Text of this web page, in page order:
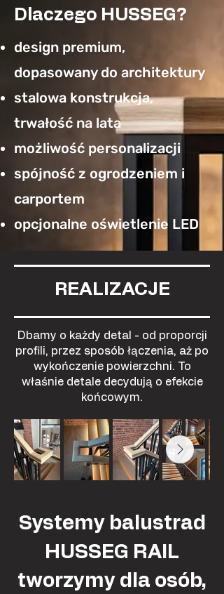
Dlaczego HUSSEG?
design premium,
dopasowany do architektury
stalowa konstrukcja,
trwałość na lata
możliwość personalizacji
spójność z ogrodzeniem i
carportem
opcjonalne oświetlenie LED
REALIZACJE
Dbamy o każdy detal - od proporcji
profili, przez sposób łączenia, aż po
wykończenie powierzchni. To
właśnie detale decydują o efekcie
końcowym.
Systemy balustrad
HUSSEG RAIL
tworzymy dla osób,